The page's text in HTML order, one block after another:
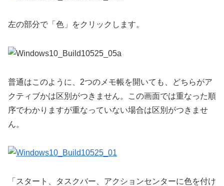
左の部分で「色」をクリックします。
普通はこのように、2つのメモ帳を開いても、どちらがア
クティブかは区別がつきません。この画面では重なった順
序でわかりますが重なっていない場合は区別がつきませ
ん。
「スタート、タスクバー、アクションセンターに色を付け